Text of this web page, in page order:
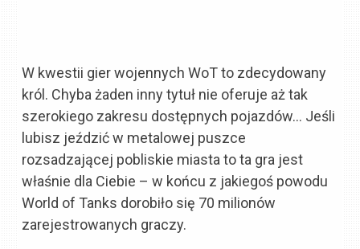
W kwestii gier wojennych WoT to zdecydowany
król. Chyba żaden inny tytuł nie oferuje aż tak
szerokiego zakresu dostępnych pojazdów… Jeśli
lubisz jeździć w metalowej puszce
rozsadzającej pobliskie miasta to ta gra jest
właśnie dla Ciebie – w końcu z jakiegoś powodu
World of Tanks dorobiło się 70 milionów
zarejestrowanych graczy.